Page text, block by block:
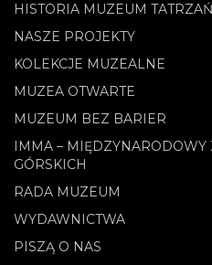
HISTORIA MUZEUM
NASZE PROJEKTY
KOLEKCJE MUZEALNE
MUZEA OTWARTE
MUZEUM BEZ BARIER
IMMA –
GÓRSKICH
RADA MUZEUM
WYDAWNICTWA
PISZĄ O NAS